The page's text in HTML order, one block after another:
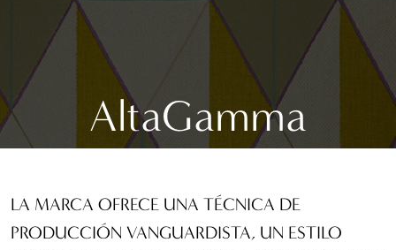
AltaGamma
LA MARCA OFRECE UNA TÉCNICA DE
PRODUCCIÓN VANGUARDISTA, UN ESTILO